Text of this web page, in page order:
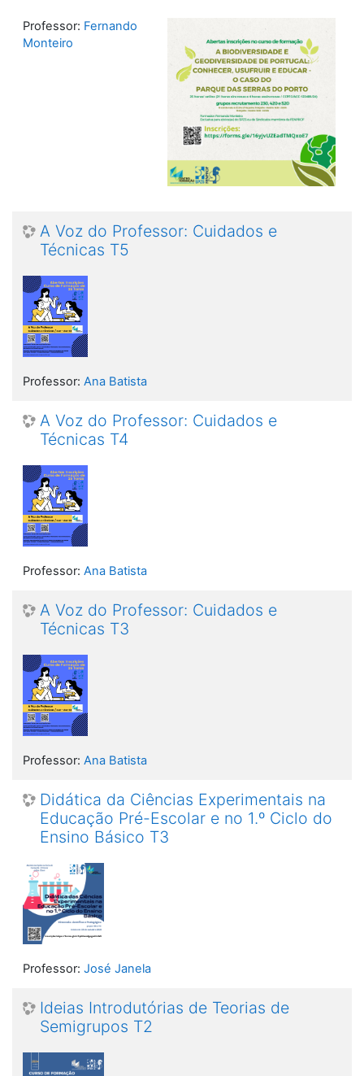
Professor: Fernando
Monteiro
A Voz do Professor: Cuidados e
Técnicas T5
Professor: Ana Batista
A Voz do Professor: Cuidados e
Técnicas T4
Professor: Ana Batista
A Voz do Professor: Cuidados e
Técnicas T3
Professor: Ana Batista
Didática da Ciências Experimentais na
Educação Pré-Escolar e no 1.º Ciclo do
Ensino Básico T3
Professor: José Janela
Ideias Introdutórias de Teorias de
Semigrupos T2